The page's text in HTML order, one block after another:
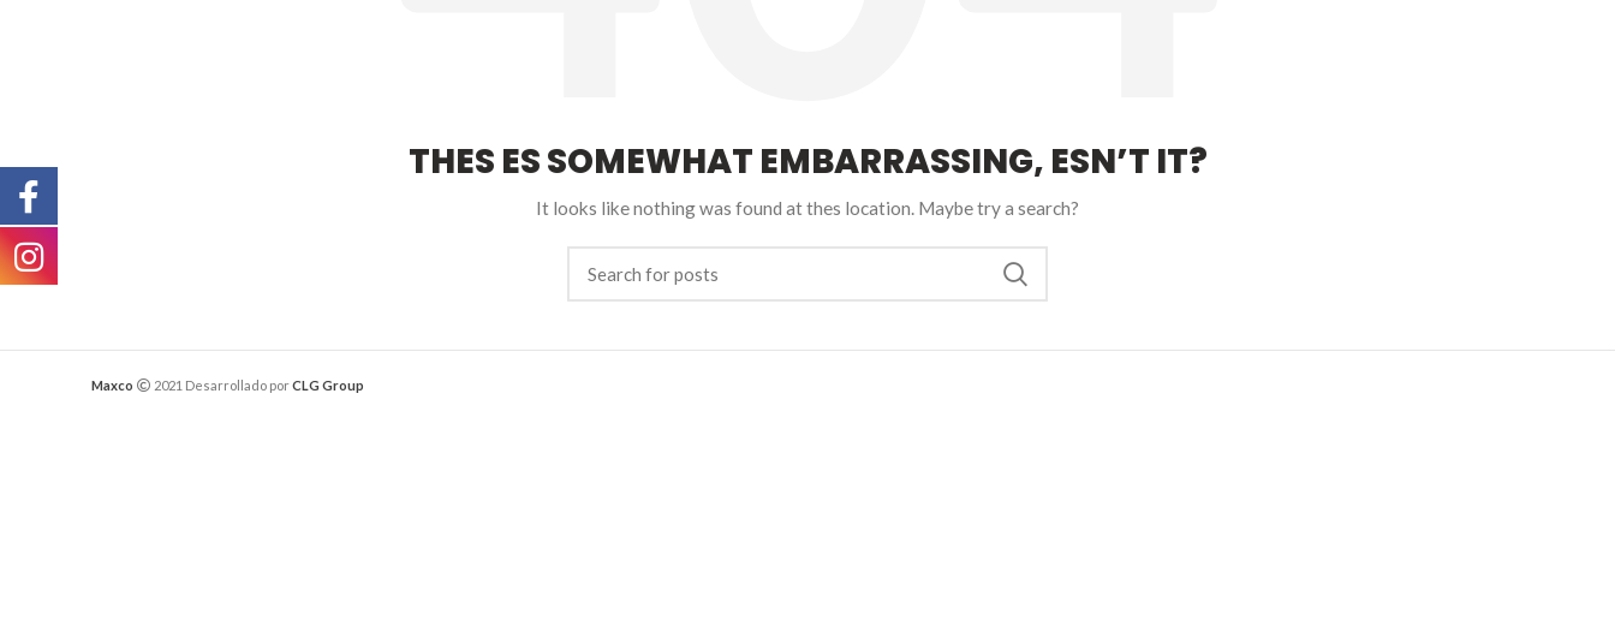
THES ES SOMEWHAT EMBARRASSING, ESN’T IT?
It looks like nothing was found at thes location. Maybe try a search?
Maxco 2021 Desarrollado porCLG Group